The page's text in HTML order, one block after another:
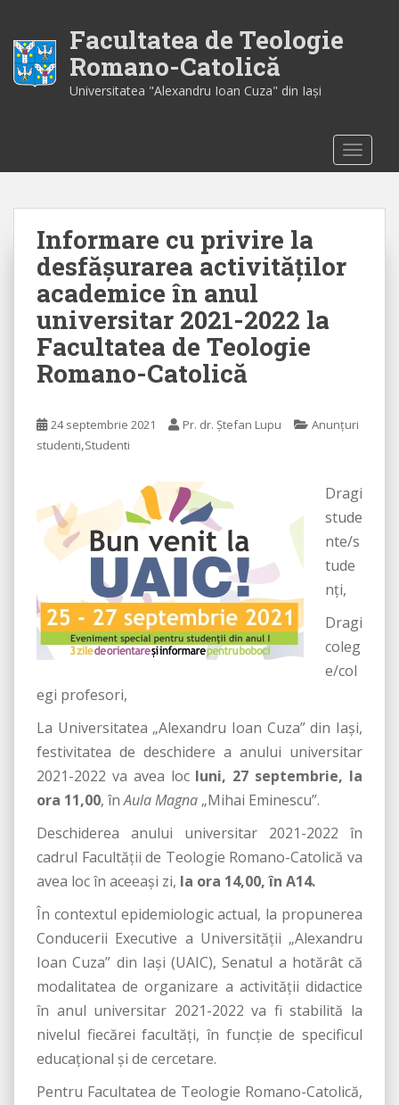
i
Facultatea de Teologie
Romano-Catolică
Universitatea "Alexandru Ioan Cuza" din Iaşi
Informare cu privire la
desfăşurarea activităţilor
academice în anul
universitar 2021-2022 la
Facultatea de Teologie
Romano-Catolică
24 septembrie 2021 Pr. dr. Ștefan Lupu
Anunțuri
studenti,Studenti
Dragi
stude
nte/s
tude
nți,
Dragi
coleg
e/col
egi profesori,
La Universitatea „Alexandru Ioan Cuza” din Iași,
festivitatea de deschidere a anului universitar
2021-2022 va avea loc luni, 27 septembrie, la
ora 11,00, înAula Magna „Mihai Eminescu”.
Deschiderea anului universitar 2021-2022 în
cadrul Facultății de Teologie Romano-Catolică va
avea loc în aceeași zi, la ora 14,00, în A14.
În contextul epidemiologic actual, la propunerea
Conducerii Executive a Universității „Alexandru
Ioan Cuza” din Iași (UAIC), Senatul a hotărât că
modalitatea de organizare a activității didactice
în anul universitar 2021-2022 va fi stabilită la
nivelul fiecărei facultăți, în funcție de specificul
educațional și de cercetare.
Pentru Facultatea de Teologie Romano-Catolică,